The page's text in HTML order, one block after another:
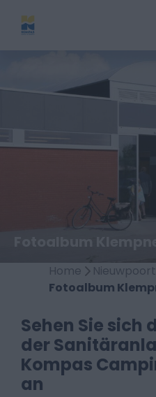
Fotoalbum
Home
Nieuwpoort
Fotoalbum
Sehen Sie sich
der
Kompas
an